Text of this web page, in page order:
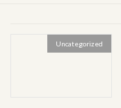
Uncategorized